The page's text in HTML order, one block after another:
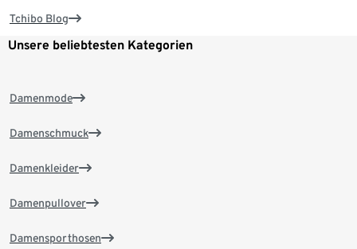
Tchibo Blog
Unsere beliebtesten Kategorien
Damenmode
Damenschmuck
Damenkleider
Damenpullover
Damensporthosen